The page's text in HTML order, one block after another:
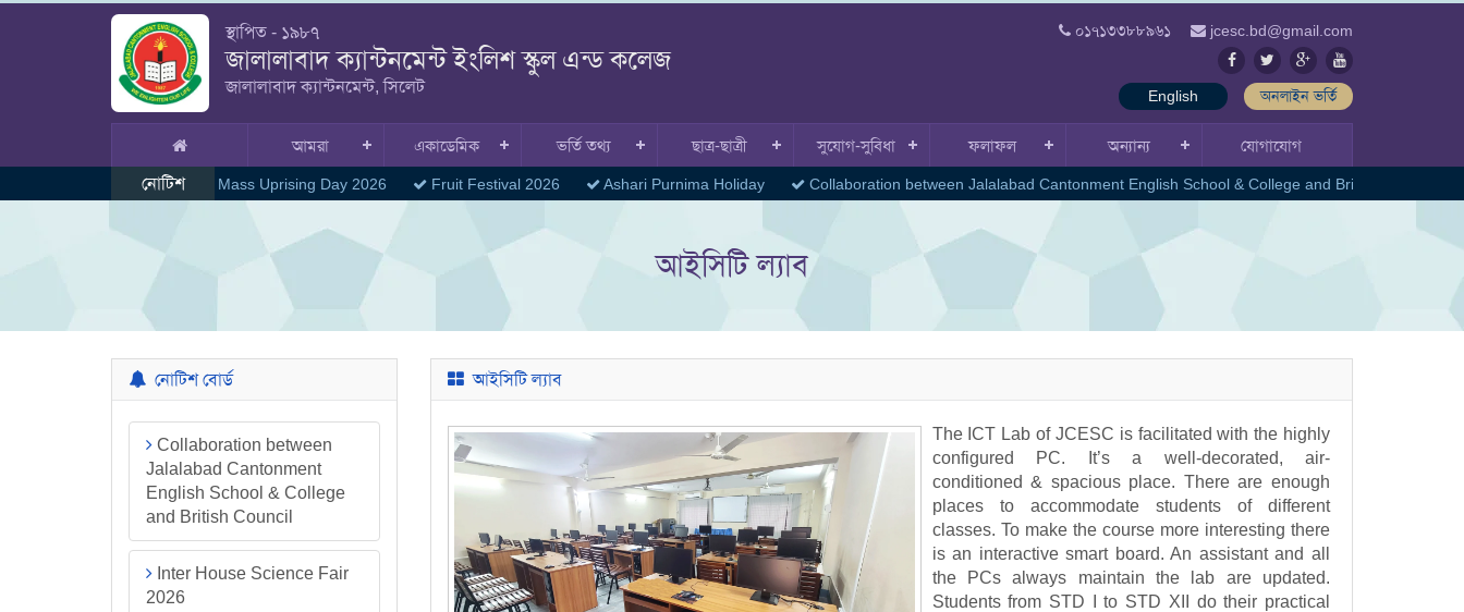
স্থাপিত - ১৯৮৭
জালালাবাদ ক্যান্টনমেন্ট ইংলিশ স্কুল এন্ড কলেজ
জালালাবাদ ক্যান্টনমেন্ট, সিলেট
jcesc.bd@gmail.com
০১৭১৩৩৮৮৯৬১
English অনলাইন ভর্তি
আমরা একাডেমিক ভর্তি তথ্য ছাত্র-ছাত্রী সুযোগ-সুবিধা ফলাফল অন্যান্য যোগাযোগ
নোটিশJuly Mass Uprising Day 2026 Fruit Festival 2026 Ashari Purnima Holiday Collaboration between Jalalabad Cantonment English School & College and British Council
আইসিটি ল্যাব
নোটিশ বোর্ড
Collaboration between
Jalalabad Cantonment
English School & College
and British Council
Inter House Science Fair
2026
আইসিটি ল্যাব
The ICT Lab of JCESC is facilitated with the highly
configured PC. It’s a well-decorated, air-
conditioned & spacious place. There are enough
places to accommodate students of different
classes. To make the course more interesting there
is an interactive smart board. An assistant and all
the PCs always maintain the lab are updated.
Students from STD I to STD XII do their practical